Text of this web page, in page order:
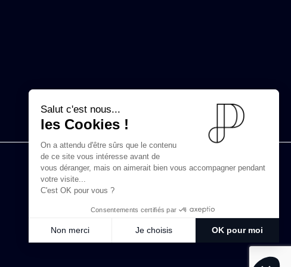
Transaction
67 Avenue Foch - 69006 Lyon
04 78 60 31 32
Salut c'est nous...
les Cookies !
On a attendu d'être sûrs que le contenu
de ce site vous intéresse avant de
vous déranger, mais on aimerait bien vous accompagner pendant
votre visite...
C'est OK pour vous ?
Consentements certifiés par
Non merci Je choisis
OK pour moi
Plateforme de Gestion du Consentement : Personnalisez vos Options